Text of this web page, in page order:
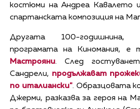
костюми на Андреа Кавалето
спартанската композиция на
Другата 100-годишнина,
програмата на Киномания, е
Мастрояни. След
Сандрели, продължават
по италиански". Образцовата
Джерми, разказва за героя на